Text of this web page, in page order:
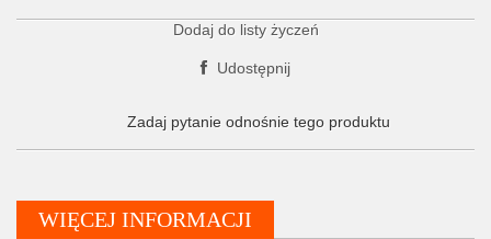
Dodaj do listy życzeń
Udostępnij
Zadaj pytanie odnośnie tego produktu
WIĘCEJ INFORMACJI